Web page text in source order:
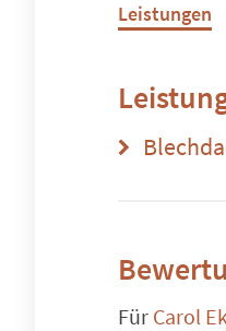
Leistungen
Für Carol